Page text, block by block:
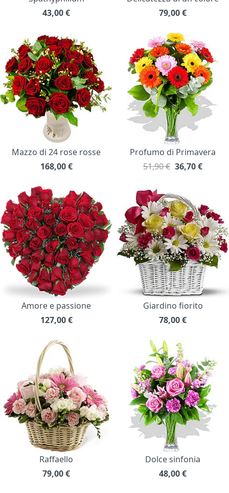
43,00€
79,00€
Mazzo di 24 rose rosse
168,00 €
Profumo di Primavera
51,90 € 36,70€
Amore e passione
127,00 €
Giardino fiorito
78,00€
Raffaello
79,00€
Dolce sinfonia
48,00€